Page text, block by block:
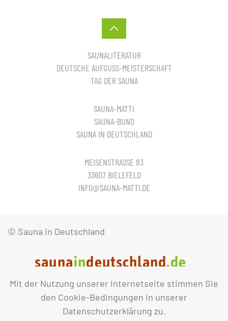
Mit der Nutzung unserer Internetseite stimmen Sie
den Cookie-Bedingungen in unserer
Datenschutzerklärung zu.
SAUNALITERATUR
DEUTSCHE AUFGUSS-MEISTERSCHAFT
TAG DER SAUNA
SAUNA-MATTI
SAUNA-BUND
SAUNA IN DEUTSCHLAND
MEISENSTRASSE 83
33607 BIELEFELD
INFO@SAUNA-MATTI.DE
© Sauna in Deutschland
IMPRESSUM DATENSCHUTZ